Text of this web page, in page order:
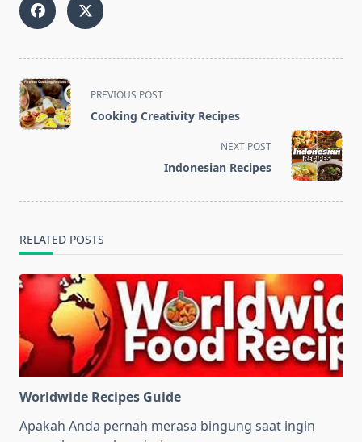
<span
class="nav-
subtitle
PREVIOUS POST
Cooking Creativity Recipes
NEXT POST
Indonesian Recipes
RELATED POSTS
Worldwide Recipes Guide
Apakah Anda pernah merasa bingung saat ingin